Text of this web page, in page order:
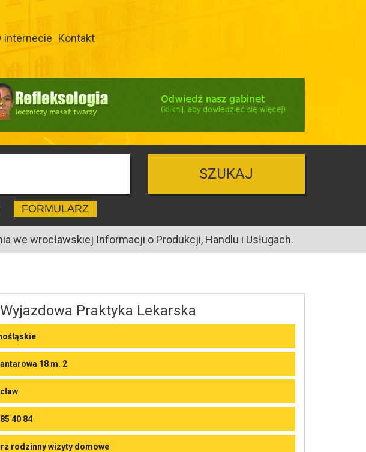
internecie Kontakt
SZUKAJ
FORMULARZ
wrocławskiej Informacji o Produkcji, Handlu i Usługach.
Praktyka Lekarska
18 m. 2
40 84
rodzinny wizyty domowe